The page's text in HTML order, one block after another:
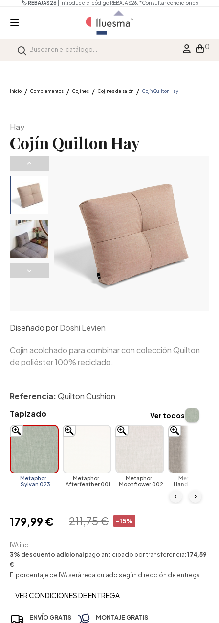
🏷️ REBAJAS26 | Introduce el código REBAJAS26. *Consultar condiciones
0
Inicio Complementos Cojines Cojines de salón Cojín Quilton Hay
Hay
Cojín Quilton Hay
Diseñado porDoshi Levien
Cojín acolchado para combinar con colección Quilton
de poliéster 100% reciclado.
Referencia:Quilton Cushion
Tapizado
Metaphor -
Sylvan 023
Metaphor -
Afterfeather 001
Metaphor -
Moonflower 002
Metaphor -
Handcraft 003
‹ ›
Ver todos
-15%
211,75 €
179,99 €
IVA incl.
3% descuento adicional pago anticipado por transferencia: 174,59
€
El porcentaje de IVA será recalculado según dirección de entrega
VER CONDICIONES DE ENTREGA
ENVÍO GRATIS MONTAJE GRATIS